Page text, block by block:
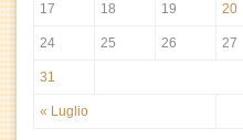
« Luglio
17 18 19 20
24 25 26 27
31